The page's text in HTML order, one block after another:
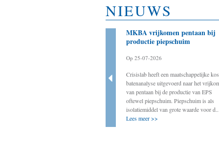
NIEUWS
Crisislab ondersteunt de werkgroep BOVEN
MKBA vrijkomen pentaan bij
productie piepschuim
Op 25-07-2026
Crisislab heeft een maatschappelijke
batenanalyse uitgevoerd naar het
van pentaan bij de productie van EPS
oftewel piepschuim. Piepschuim is als
isolatiemiddel van grote waarde voor
Lees meer >>